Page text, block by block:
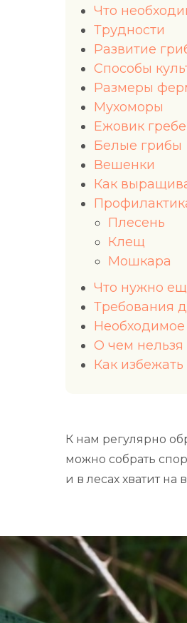
Что
Трудности
Развитие
Способы
Размеры
Мухоморы
Ежовик
Белые грибы
Вешенки
Как
Плесень
Клещ
Мошкара
Что нужно
Требования
О чем нельзя
Как
К нам регулярно
можно собрать
и в лесах хватит